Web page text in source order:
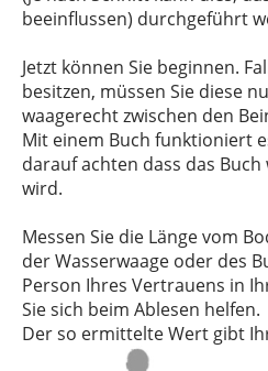
beeinflussen) durchgeführt
Jetzt können Sie beginnen.
besitzen, müssen Sie diese
waagerecht zwischen den
Mit einem Buch funktioniert
darauf achten dass das
wird.
Messen Sie die Länge vom
der Wasserwaage oder des
Person Ihres Vertrauens in
Sie sich beim Ablesen helfen.
Der so ermittelte Wert gibt